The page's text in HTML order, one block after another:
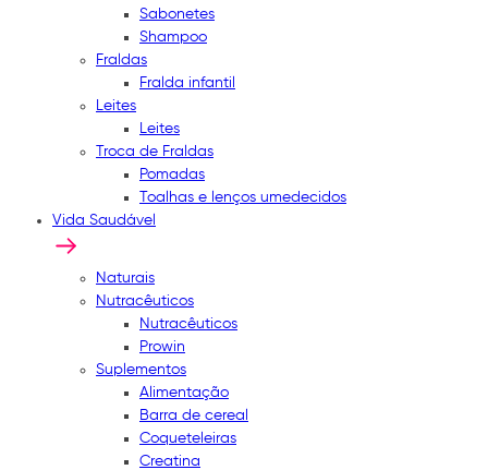
Sabonetes
Shampoo
Fraldas
Fralda infantil
Leites
Leites
Troca de Fraldas
Pomadas
Toalhas e lenços umedecidos
Vida Saudável
Naturais
Nutracêuticos
Nutracêuticos
Prowin
Suplementos
Alimentação
Barra de cereal
Coqueteleiras
Creatina